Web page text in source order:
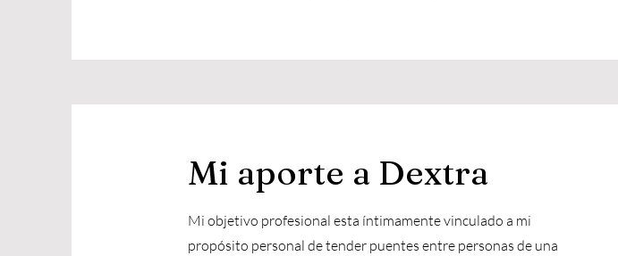
Mi aporte a Dextra
Mi objetivo profesional esta íntimamente vinculado a mi
propósito personal de tender puentes entre personas de una